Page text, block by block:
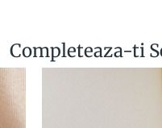
Completeaza-ti